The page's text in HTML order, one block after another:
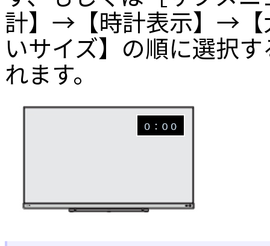
計】→【時計表示】→【
いサイズ】の順に選択
れます。